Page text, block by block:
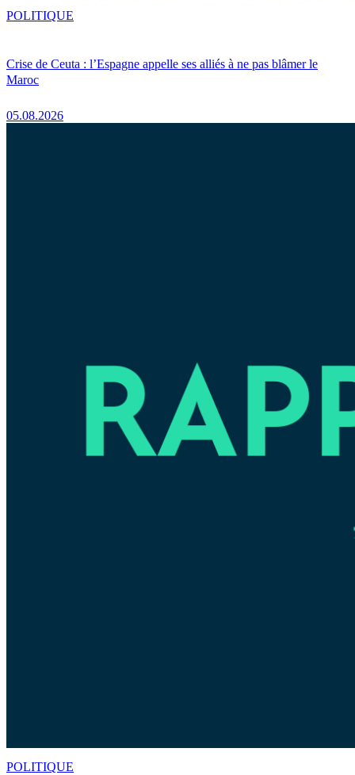
Crise de Ceuta : l’Espagne appelle ses alliés à ne pas blâmer le
Maroc
05.08.2026
POLITIQUE
POLITIQUE